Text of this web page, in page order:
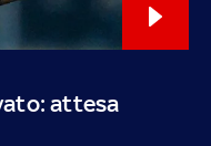
attesa